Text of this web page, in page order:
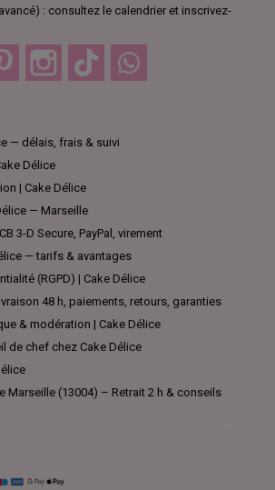
: consultez le calendrier et inscrivez-
Pinterest Instagram TikTok
— délais, frais & suivi
Délice
| Cake Délice
— Marseille
3-D Secure, PayPal, virement
— tarifs & avantages
(RGPD) | Cake Délice
48 h, paiements, retours, garanties
& modération | Cake Délice
de chef chez Cake Délice
Marseille (13004) – Retrait 2 h & conseils